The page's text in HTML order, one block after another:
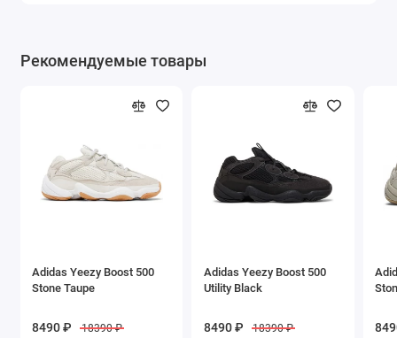
Эксклюзивность и статус
уличной культуры и статуса. Ограниченный тираж и
коллекционеров и модных ценителей.
Рекомендуемые товары
Adidas Yeezy Boost 500
Stone Taupe
8490 ₽ 18390 ₽
Adidas Yeezy Boost 500
Utility Black
8490 ₽ 18390 ₽